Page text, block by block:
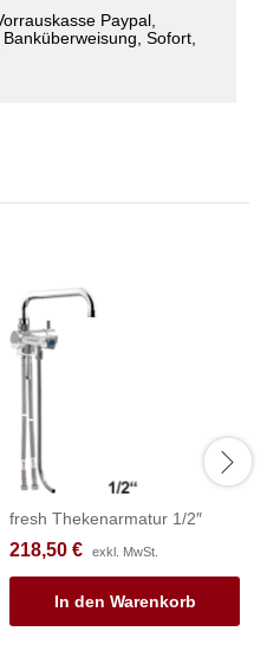
Paypal,
Sofort,
fresh Thekenarmatur 1/2″
218,50 € exkl. MwSt.
In den Warenkorb